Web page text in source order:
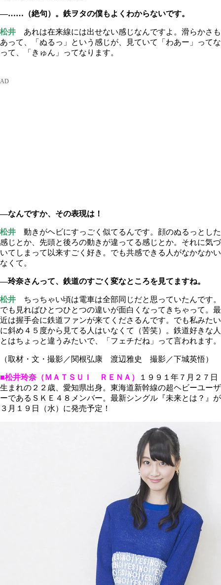
―……（絶句）。鉄ヲタの僕もよくわからないです。
松井 あれは在来線には出せない感じなんですよ。滑らかさも
あって、「ぬるっ」という感じが、見ていて「わあー」ってな
って、「きゅん」ってなります。
―なんですか、その表現は！
松井 動きがヘビにすっごく似てるんです。顔のぬるっとした
感じとか、先頭と後ろの動きが違ってる感じとか。それに気づ
いてしまって以来すごく好き。でも共感できる人がなかなかい
なくて。
―玲奈さんって、鉄道のすごく変なところを見てますね。
松井 ちっちゃい頃は電車は全部同じだと思っていたんです。
でも見ればひとつひとつの違いが面白くなってきちゃって。最
近は握手会に鉄道ファンが来てくださるんです。でも私みたい
に斜め４５度から見てる人はいなくて（苦笑）。鉄道好きな人
とはちょっと違うみたいで、「フェチだね」って言われます。
（取材・文・撮影／関根弘康 渡辺雅史 撮影／下城英悟）
■松井玲奈（ＭＡＴＳＵＩ ＲＥＮＡ）
１９９１年７月２７日
生まれの２２歳、愛知県出身。東海道新幹線の超ヘビーユーザ
ーであるＳＫＥ４８メンバー。最新シングル『未来とは？』が
３月１９日（水）に発売予定！